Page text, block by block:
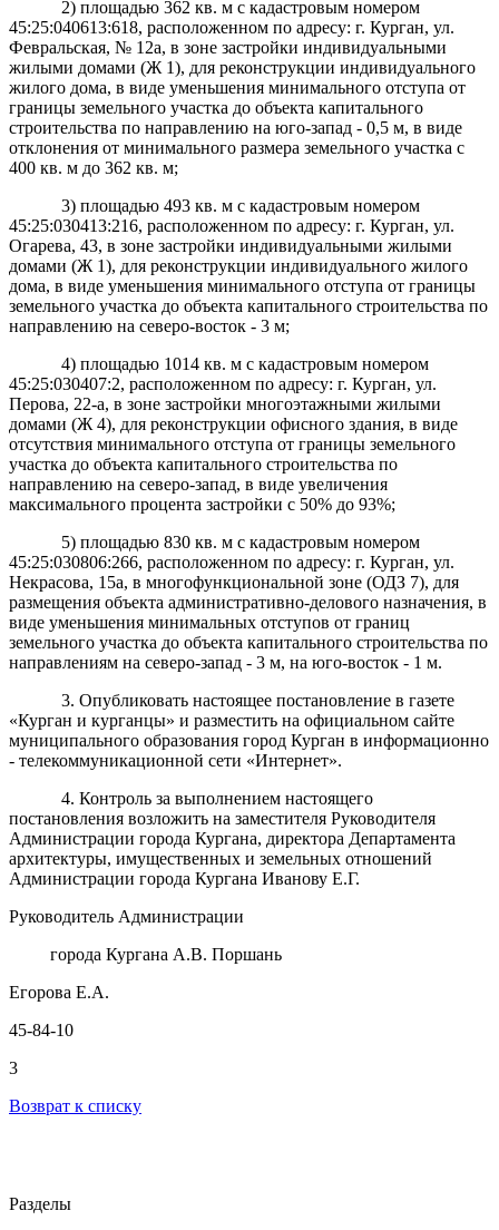
2) площадью 362 кв. м с кадастровым номером
45:25:040613:618, расположенном по адресу: г. Курган, ул.
Февральская, № 12а, в зоне застройки индивидуальными
жилыми домами (Ж 1), для реконструкции индивидуального
жилого дома, в виде уменьшения минимального отступа от
границы земельного участка до объекта капитального
строительства по направлению на юго-запад - 0,5 м, в виде
отклонения от минимального размера земельного участка с
400 кв. м до 362 кв. м;
3) площадью 493 кв. м с кадастровым номером
45:25:030413:216, расположенном по адресу: г. Курган, ул.
Огарева, 43, в зоне застройки индивидуальными жилыми
домами (Ж 1), для реконструкции индивидуального жилого
дома, в виде уменьшения минимального отступа от границы
земельного участка до объекта капитального строительства по
направлению на северо-восток - 3 м;
4) площадью 1014 кв. м с кадастровым номером
45:25:030407:2, расположенном по адресу: г. Курган, ул.
Перова, 22-а, в зоне застройки многоэтажными жилыми
домами (Ж 4), для реконструкции офисного здания, в виде
отсутствия минимального отступа от границы земельного
участка до объекта капитального строительства по
направлению на северо-запад, в виде увеличения
максимального процента застройки с 50% до 93%;
5) площадью 830 кв. м с кадастровым номером
45:25:030806:266, расположенном по адресу: г. Курган, ул.
Некрасова, 15а, в многофункциональной зоне (ОДЗ 7), для
размещения объекта административно-делового назначения, в
виде уменьшения минимальных отступов от границ
земельного участка до объекта капитального строительства по
направлениям на северо-запад - 3 м, на юго-восток - 1 м.
3. Опубликовать настоящее постановление в газете
«Курган и курганцы» и разместить на официальном сайте
муниципального образования город Курган в информационно
- телекоммуникационной сети «Интернет».
4. Контроль за выполнением настоящего
постановления возложить на заместителя Руководителя
Администрации города Кургана, директора Департамента
архитектуры, имущественных и земельных отношений
Администрации города Кургана Иванову Е.Г.
Руководитель Администрации
города Кургана А.В. Поршань
Егорова Е.А.
45-84-10
3
Возврат к списку
Разделы